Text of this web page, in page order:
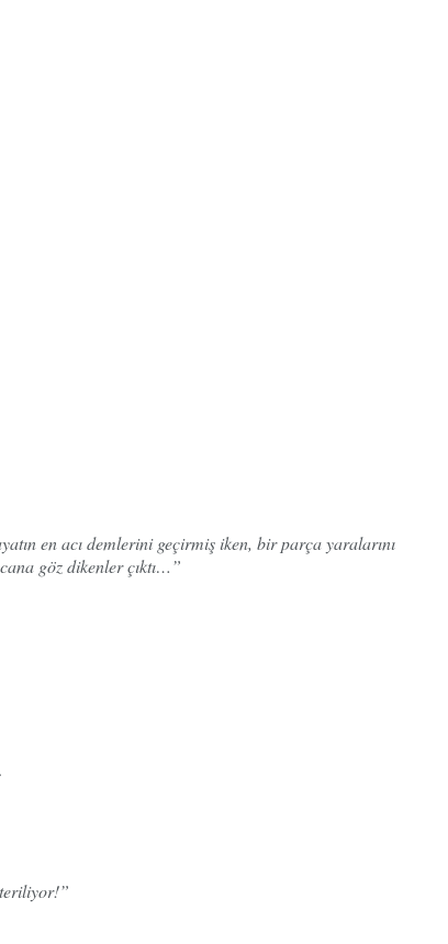
en acı demlerini geçirmiş iken, bir parça yaralarını
göz dikenler çıktı…”